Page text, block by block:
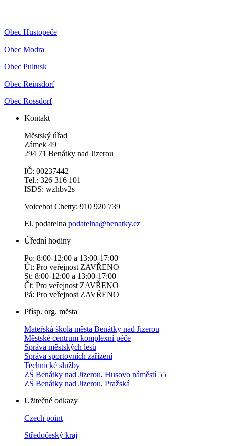
Obec Hustopeče
Obec Modra
Obec Pultusk
Obec Reinsdorf
Obec Rossdorf
Kontakt
Městský úřad
Zámek 49
294 71 Benátky nad Jizerou
IČ: 00237442
Tel.: 326 316 101
ISDS: wzhbv2s
Voicebot Chetty: 910 920 739
El. podatelna podatelna@benatky.cz
Úřední hodiny
Po: 8:00-12:00 a 13:00-17:00
Út: Pro veřejnost ZAVŘENO
St: 8:00-12:00 a 13:00-17:00
Čt: Pro veřejnost ZAVŘENO
Pá: Pro veřejnost ZAVŘENO
Přísp. org. města
Mateřská škola města Benátky nad Jizerou
Městské centrum komplexní péče
Správa městských lesů
Správa sportovních zařízení
Technické služby
ZŠ Benátky nad Jizerou, Husovo náměstí 55
ZŠ Benátky nad Jizerou, Pražská
Užitečné odkazy
Czech point
Středočeský kraj